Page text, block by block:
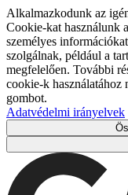
Alkalmazkodunk az
Cookie-kat használunk
személyes
szolgálnak, például a
megfelelően. További
cookie-k használatához
gombot.
Adatvédelmi irányelvek